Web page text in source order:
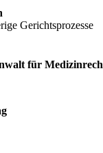
Gerichtsprozesse
für